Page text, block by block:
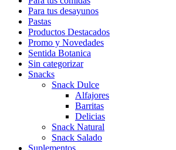
Para tus desayunos
Pastas
Productos Destacados
Promo y Novedades
Sentida Botanica
Sin categorizar
Snacks
Snack Dulce
Alfajores
Barritas
Delicias
Snack Natural
Snack Salado
Suplementos